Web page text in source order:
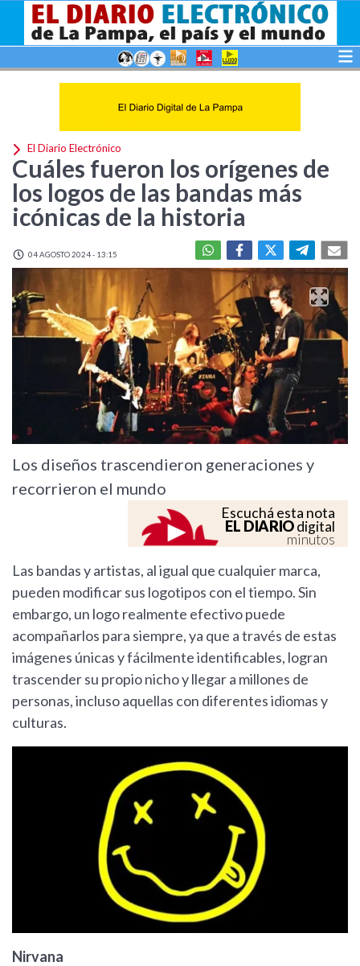
El Diario Electrónico
Cuáles fueron los orígenes de
los logos de las bandas más
icónicas de la historia
04 AGOSTO 2024 - 13:15
Los diseños trascendieron generaciones y
recorrieron el mundo
Escuchá esta nota
EL DIARIOdigital
minutos
Las bandas y artistas, al igual que cualquier marca,
pueden modificar sus logotipos con el tiempo. Sin
embargo, un logo realmente efectivo puede
acompañarlos para siempre, ya que a través de estas
imágenes únicas y fácilmente identificables, logran
trascender su propio nicho y llegar a millones de
personas, incluso aquellas con diferentes idiomas y
culturas.
Nirvana